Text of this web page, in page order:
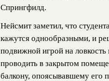
Спрингфилд.
Нейсмит заметил, что
кажутся однообразными, и
подвижной игрой на
проводить в закрытом
балкону, опоясывавшему его